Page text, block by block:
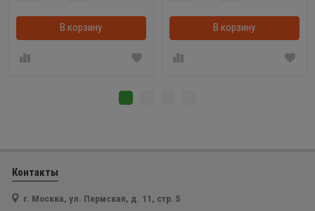
В корзину В корзинкеВ корзину
Контакты
г. Москва, ул. Пермская, д. 11, стр. 5